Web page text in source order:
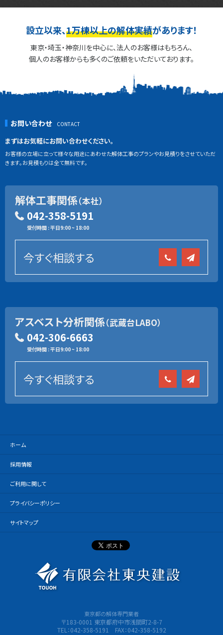
設立以来、1万棟以上の解体実績があります！
東京・埼玉・神奈川を中心に、法人のお客様はもちろん、
個人のお客様からも多くのご依頼をいただいております。
お問い合わせ
まずはお気軽にお問い合わせください。
お客様の立場に立って様々な用途にあわせた解体工事のプランやお見積りをさせていただ
きます。お見積もりは全て無料です。
解体工事関係（本社）
042-358-5191
受付時間 : 平日9:00 ~ 18:00
今すぐ相談する
アスベスト分析関係（武蔵台LABO）
042-306-6663
受付時間 : 平日9:00 ~ 18:00
今すぐ相談する
ホーム
採用情報
ご利用に関して
プライバシーポリシー
サイトマップ
東京都の解体専門業者
〒183-0001 東京都府中市浅間町2-8-7
TEL：042-358-5191 FAX：042-358-5192